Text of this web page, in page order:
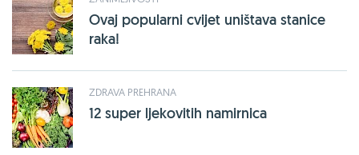
Ovaj popularni cvijet uništava stanice
raka!
ZDRAVA PREHRANA
12 super ljekovitih namirnica